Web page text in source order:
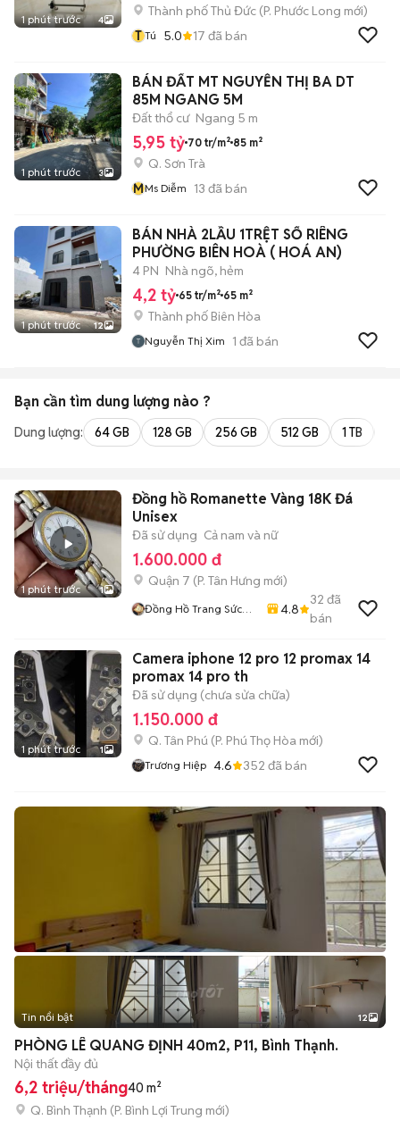
1 phút trước 4
Thành phố Thủ Đức (P. Phước Long mới)
T Tú 5.0 17 đã bán
1 phút trước 3
BÁN ĐẤT MT NGUYỄN THỊ BA DT
85M NGANG 5M
Đất thổ cư Ngang 5 m
5,95 tỷ 70 tr/m² 85 m²
Q. Sơn Trà
MMs Diễm 13 đã bán
1 phút trước 12
BÁN NHÀ 2LẦU 1TRỆT SỔ RIÊNG
PHƯỜNG BIÊN HOÀ ( HOÁ AN)
4 PN Nhà ngõ, hẻm
4,2 tỷ 65 tr/m² 65 m²
Thành phố Biên Hòa
Nguyễn Thị Xim 1 đã bán
Bạn cần tìm dung lượng nào ?
Dung lượng: 64 GB 128 GB 256 GB 512 GB 1 TB
1 phút trước 1
Đồng hồ Romanette Vàng 18K Đá
Unisex
Đã sử dụng Cả nam và nữ
1.600.000 đ
Quận 7 (P. Tân Hưng mới)
Đồng Hồ Trang Sức
4.8
32 đã
bán
1 phút trước 1
Camera iphone 12 pro 12 promax 14
promax 14 pro th
Đã sử dụng (chưa sửa chữa)
1.150.000 đ
Q. Tân Phú (P. Phú Thọ Hòa mới)
Trương Hiệp 4.6 352 đã bán
+2
Tin nổi bật 12
PHÒNG LÊ QUANG ĐỊNH 40m2, P11, Bình Thạnh.
Nội thất đầy đủ
6,2 triệu/tháng40 m²
Q. Bình Thạnh (P. Bình Lợi Trung mới)